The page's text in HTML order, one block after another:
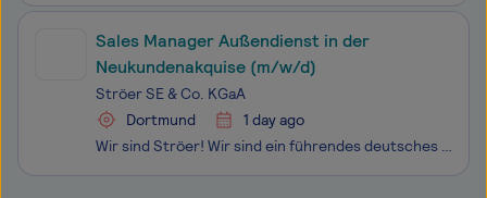
Sales Manager Außendienst in der
Neukundenakquise (m/w/d)
Ströer SE & Co. KGaA
Dortmund
1 day ago
Wir sind Ströer! Wir sind ein führendes deutsches Medienhaus und setzen auf die Stärken des Out-of-Home (OOH) Geschäfts unterstützt durch die flankierenden Geschäftsfelder Digital & Dialog Media und DaaS & E-Commerce. Mit unserer OOH-plus-Strategie machen wir mehr aus jedem Kommunikationskon